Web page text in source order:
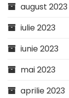
august 2023
iulie 2023
iunie 2023
mai 2023
aprilie 2023